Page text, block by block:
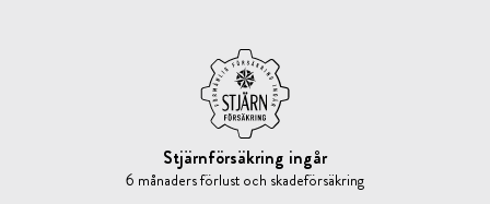
Stjärnförsäkring ingår
6 månaders förlust och skadeförsäkring